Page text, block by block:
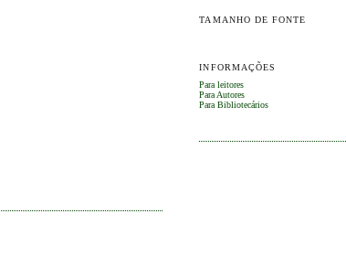
TAMANHO DE FONTE
INFORMAÇÕES
Para leitores
Para Autores
Para Bibliotecários